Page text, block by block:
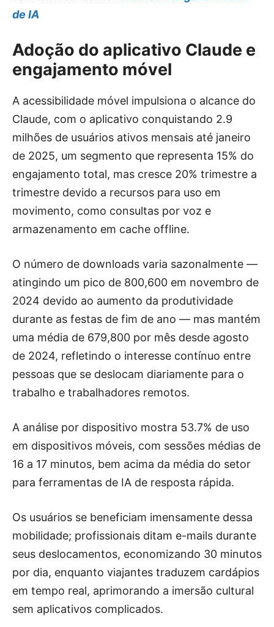
de IA
Adoção do aplicativo Claude e
engajamento móvel
A acessibilidade móvel impulsiona o alcance do
Claude, com o aplicativo conquistando 2.9
milhões de usuários ativos mensais até janeiro
de 2025, um segmento que representa 15% do
engajamento total, mas cresce 20% trimestre a
trimestre devido a recursos para uso em
movimento, como consultas por voz e
armazenamento em cache offline.
O número de downloads varia sazonalmente —
atingindo um pico de 800,600 em novembro de
2024 devido ao aumento da produtividade
durante as festas de fim de ano — mas mantém
uma média de 679,800 por mês desde agosto
de 2024, refletindo o interesse contínuo entre
pessoas que se deslocam diariamente para o
trabalho e trabalhadores remotos.
A análise por dispositivo mostra 53.7% de uso
em dispositivos móveis, com sessões médias de
16 a 17 minutos, bem acima da média do setor
para ferramentas de IA de resposta rápida.
Os usuários se beneficiam imensamente dessa
mobilidade; profissionais ditam e-mails durante
seus deslocamentos, economizando 30 minutos
por dia, enquanto viajantes traduzem cardápios
em tempo real, aprimorando a imersão cultural
sem aplicativos complicados.